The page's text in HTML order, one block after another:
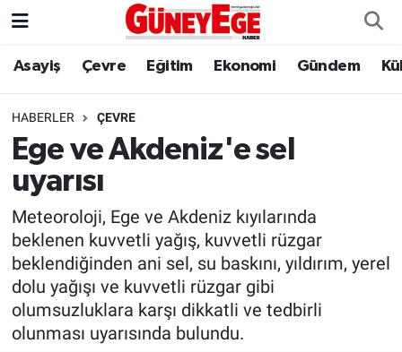
Asayiş Çevre Eğitim Ekonomi Gündem
HABERLER ÇEVRE
Ege ve Akdeniz'e sel
uyarısı
Meteoroloji, Ege ve Akdeniz kıyılarında
beklenen kuvvetli yağış, kuvvetli rüzgar
beklendiğinden ani sel, su baskını, yıldırım, yerel
dolu yağışı ve kuvvetli rüzgar gibi
olumsuzluklara karşı dikkatli ve tedbirli
olunması uyarısında bulundu.
Asayiş
Çevre
Eğitim
Ekonomi
Gündem
Kültür Sanat
Magazin
İstanbul Hava Durumu
İstanbul Trafik Yoğunluk Haritası
Süper Lig Puan Durumu ve Fikstür
Tüm Manşetler
Son Dakika Haberleri
Haber Arşivi